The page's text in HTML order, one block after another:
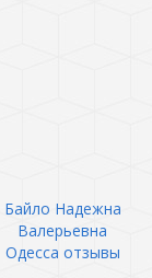
Байло Надежна
Валерьевна
Одесса отзывы